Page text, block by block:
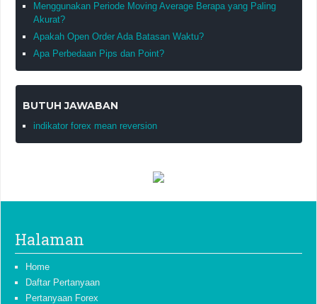
Menggunakan Periode Moving Average Berapa yang Paling
Akurat?
Apakah Open Order Ada Batasan Waktu?
Apa Perbedaan Pips dan Point?
BUTUH JAWABAN
indikator forex mean reversion
Halaman
Home
Daftar Pertanyaan
Pertanyaan Forex